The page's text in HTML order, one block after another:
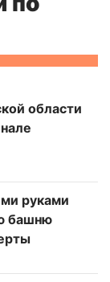
области
руками
башню